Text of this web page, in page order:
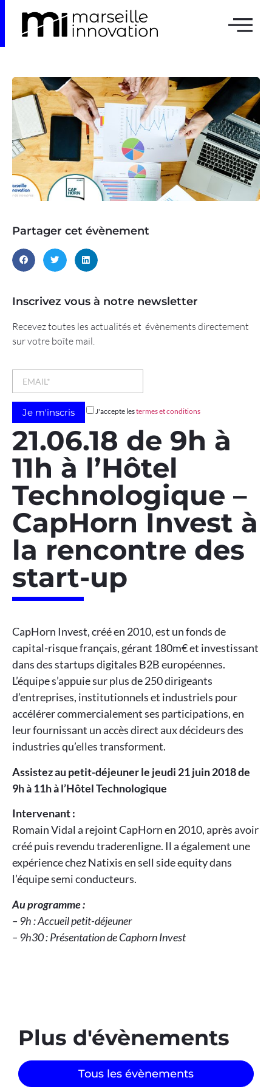
Partager cet évènement
Inscrivez vous à notre newsletter
Recevez toutes les actualités et évènements directement
sur votre boîte mail.
J'accepte lestermes et conditions
21.06.18 de 9h à
11h à l’Hôtel
Technologique –
CapHorn Invest à
la rencontre des
start-up
CapHorn Invest, créé en 2010, est un fonds de
capital-risque français, gérant 180m€ et investissant
dans des startups digitales B2B européennes.
L’équipe s’appuie sur plus de 250 dirigeants
d’entreprises, institutionnels et industriels pour
accélérer commercialement ses participations, en
leur fournissant un accès direct aux décideurs des
industries qu’elles transforment.
Assistez au petit-déjeuner le jeudi 21 juin 2018 de
9h à 11h à l’Hôtel Technologique
Intervenant :
Romain Vidal a rejoint CapHorn en 2010, après avoir
créé puis revendu traderenligne. Il a également une
expérience chez Natixis en sell side equity dans
l’équipe semi conducteurs.
Au programme :
– 9h : Accueil petit-déjeuner
– 9h30 : Présentation de Caphorn Invest
Plus d'évènements​
Tous les évènements